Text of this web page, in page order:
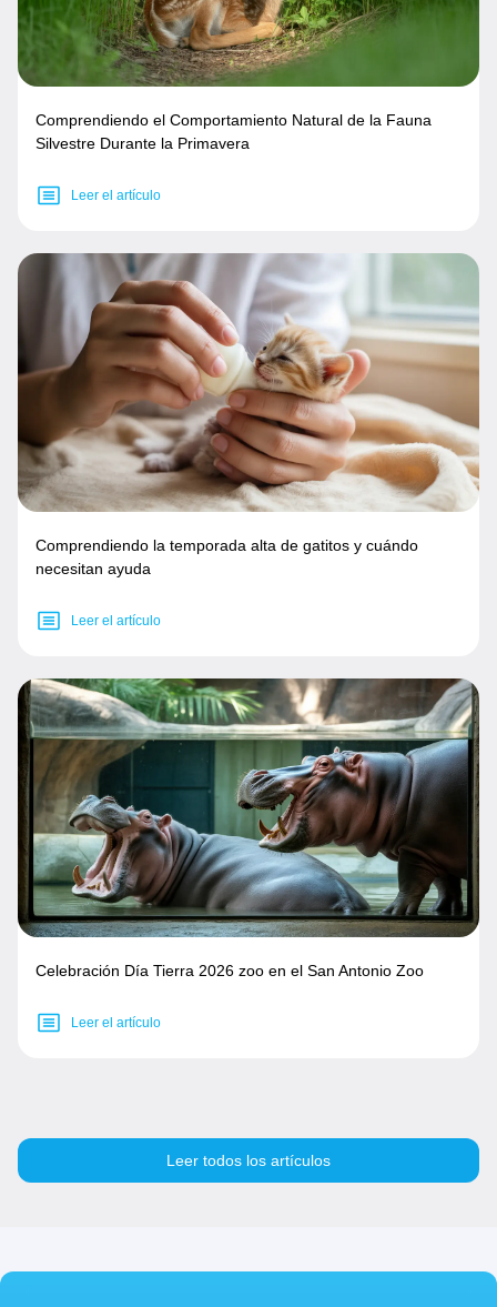
Comprendiendo el Comportamiento Natural de la Fauna
Silvestre Durante la Primavera
Leer el artículo
Comprendiendo la temporada alta de gatitos y cuándo
necesitan ayuda
Leer el artículo
Celebración Día Tierra 2026 zoo en el San Antonio Zoo
Leer el artículo
Leer todos los artículos